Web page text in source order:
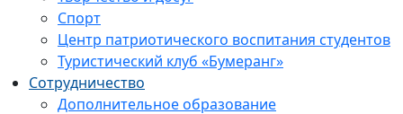
Спорт
Центр патриотического воспитания студентов
Туристический клуб «Бумеранг»
Сотрудничество
Дополнительное образование